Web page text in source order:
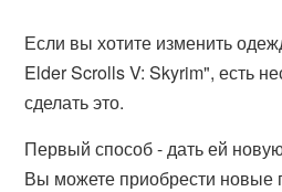
Если вы хотите изменить
Elder Scrolls V: Skyrim", есть
сделать это.
Первый способ - дать ей
Вы можете приобрести новые